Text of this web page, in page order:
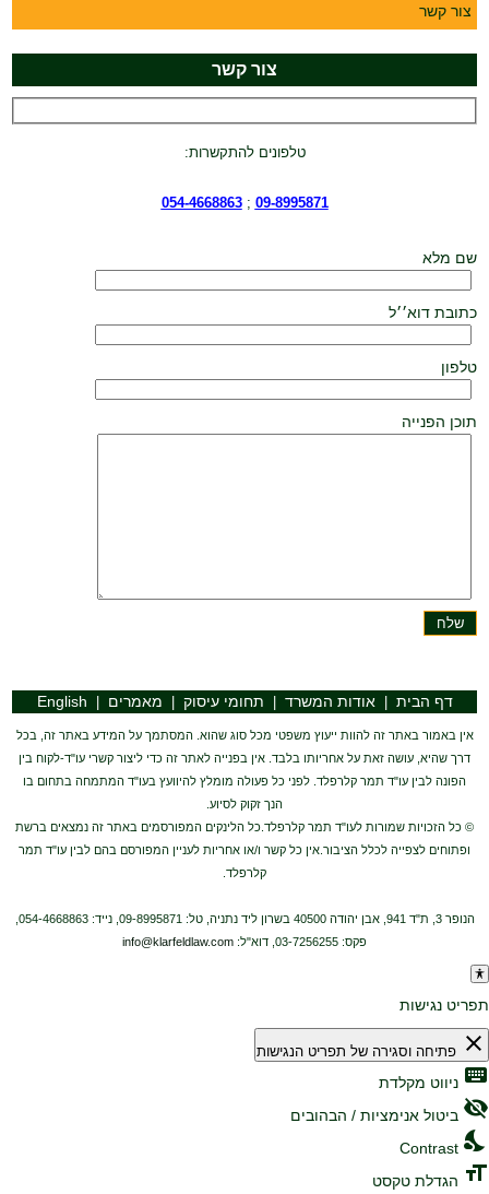
צור קשר
צור קשר
טלפונים להתקשרות:
09-8995871
;
054-4668863
שם מלא
כתובת דוא׳׳ל
טלפון
תוכן הפנייה
דף הבית |אודות המשרד תחומי עיסוק מאמרים English
אין באמור באתר זה להוות ייעוץ משפטי מכל סוג שהוא. המסתמך על המידע באתר זה, בכל
דרך שהיא, עושה זאת על אחריותו בלבד. אין בפנייה לאתר זה כדי ליצור קשרי עו"ד-לקוח בין
הפונה לבין עו"ד תמר קלרפלד. לפני כל פעולה מומלץ להיוועץ בעו"ד המתמחה בתחום בו
הנך זקוק לסיוע.
© כל הזכויות שמורות לעו"ד תמר קלרפלד.כל הלינקים המפורסמים באתר זה נמצאים ברשת
ופתוחים לצפייה לכלל הציבור.אין כל קשר ו/או אחריות לעניין המפורסם בהם לבין עו"ד תמר
קלרפלד.
פקס: 03-7256255, דוא"ל:
info@klarfeldlaw.com
תפריט נגישות
close פתיחה וסגירה של תפריט הנגישות
keyboard ניווט מקלדת
visibility_off ביטול אנימציות / הבהובים
nights_stay
Contrast
format_size הגדלת טקסט